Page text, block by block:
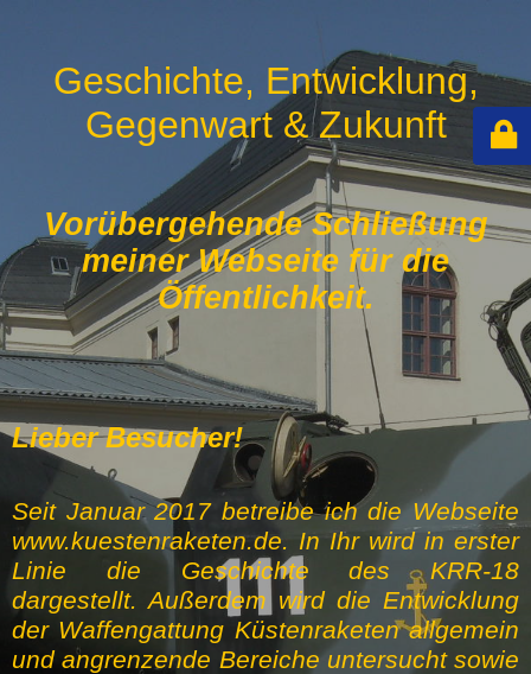
Geschichte, Entwicklung,
Gegenwart & Zukunft
Vorübergehende Schließung
meiner Webseite für die
Öffentlichkeit.
Lieber Besucher!
Seit Januar 2017 betreibe ich die Webseite
www.kuestenraketen.de. In Ihr wird in erster
Linie die Geschichte des KRR-18
dargestellt. Außerdem wird die Entwicklung
der Waffengattung Küstenraketen allgemein
und angrenzende Bereiche untersucht sowie